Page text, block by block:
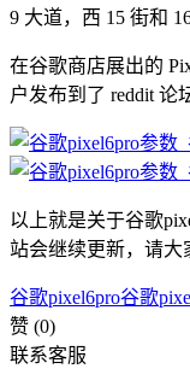
9 大道，西 15 街和
在谷歌商店展出的
户发布到了 reddit 论
以上就是关于谷歌
站会继续更新，请大
谷歌pixel6pro谷歌
赞 (0)
联系客服